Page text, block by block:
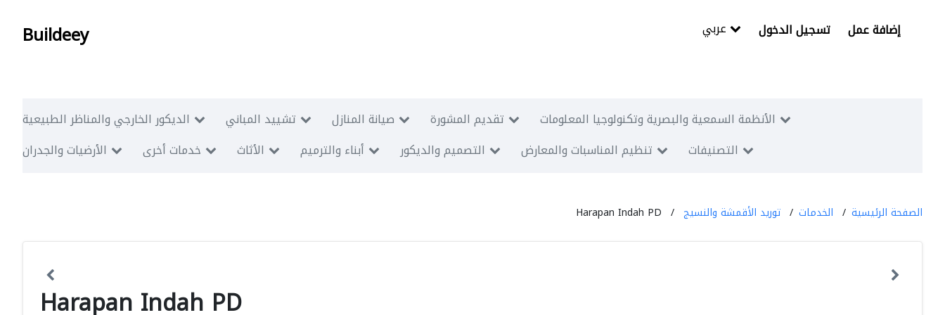
Buildeey تسجيل الدخول إضافة عمل
الديكور الخارجي والمناظر الطبيعية تشييد المباني صيانة المنازل تقديم المشورة
الأنظمة السمعية والبصرية وتكنولوجيا المعلومات
الأرضيات والجدران
خدمات أخرى الأثاث أبناء والترميم التصميم والديكور تنظيم المناسبات والمعارض التصنيفات
الصفحة الرئيسية الخدمات توريد الأقمشة والنسيج Harapan Indah PD
Harapan Indah PD